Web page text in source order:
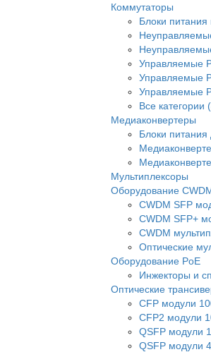
Коммутаторы
Блоки питания
Управляемые
Управляемые
Управляемые
Все категории
Медиаконвертеры
Блоки
Мультиплексоры
Оборудование
CWDM SFP
CWDM SFP+
CWDM
Оптические
Оборудование PoE
Инжекторы и
Оптические
CFP модули
CFP2 модули
QSFP модули
QSFP модули